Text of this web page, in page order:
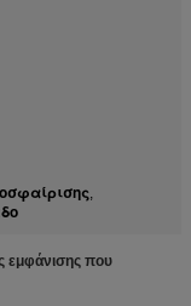
,
εμφάνισης που